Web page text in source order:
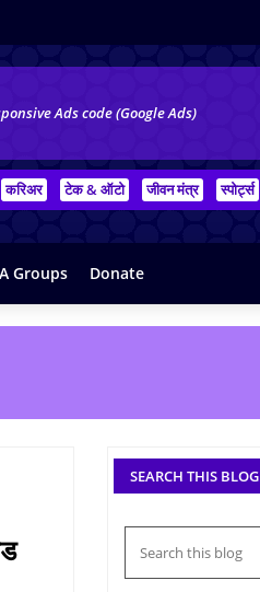
Ads code (Google Ads)
करिअर टेक & ऑटो जीवन मंत्र स्पोर्ट्स
Groups Donate
SEARCH THIS BLOG